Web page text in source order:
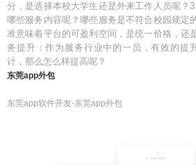
分，是选择本校大学生还是外来工作人员呢？
哪些服务内容呢？哪些服务是不符合校园规定
准意味着平台的可盈利空间，是统一价格，还
务提升：作为服务行业中的一员，有效的提
计，那么怎么样提高呢？
东莞app外包
东莞app软件开发-东莞app外包